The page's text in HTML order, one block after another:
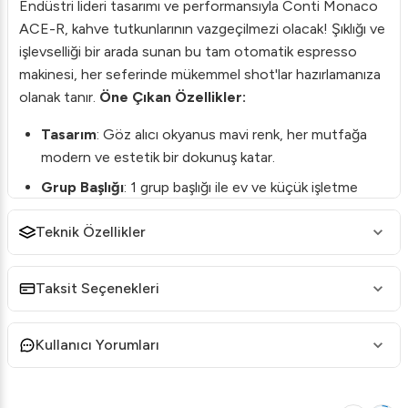
Endüstri lideri tasarımı ve performansıyla Conti Monaco
ACE-R, kahve tutkunlarının vazgeçilmezi olacak! Şıklığı ve
işlevselliği bir arada sunan bu tam otomatik espresso
makinesi, her seferinde mükemmel shot'lar hazırlamanıza
olanak tanır. Öne Çıkan Özellikler:
Tasarım: Göz alıcı okyanus mavi renk, her mutfağa
modern ve estetik bir dokunuş katar.
Grup Başlığı: 1 grup başlığı ile ev ve küçük işletme
kullanımları için idealdir.
Kullanım Kolaylığı
sayesinde kolay ve hızlı kullanım.
Malzeme Kalitesi
malzemelerden üretilmiştir.
Enerji Verimliliği: Düşük enerji tüketimi ile yüksek
verim sağlar.
Teknik Özellikler
Taksit Seçenekleri
Kullanıcı Yorumları